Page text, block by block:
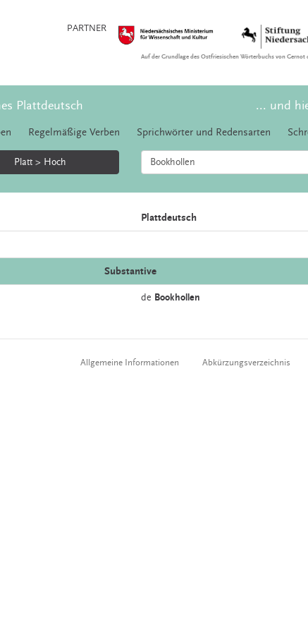
PARTNER
Auf der Grundlage des Ostfriesischen Wörterbuchs von
Plattdeutsch ... und
Regelmäßige Verben Sprichwörter und Redensarten
Platt > Hoch
Plattdeutsch
Substantive
de Bookhollen
Allgemeine Informationen Abkürzungsverzeichnis